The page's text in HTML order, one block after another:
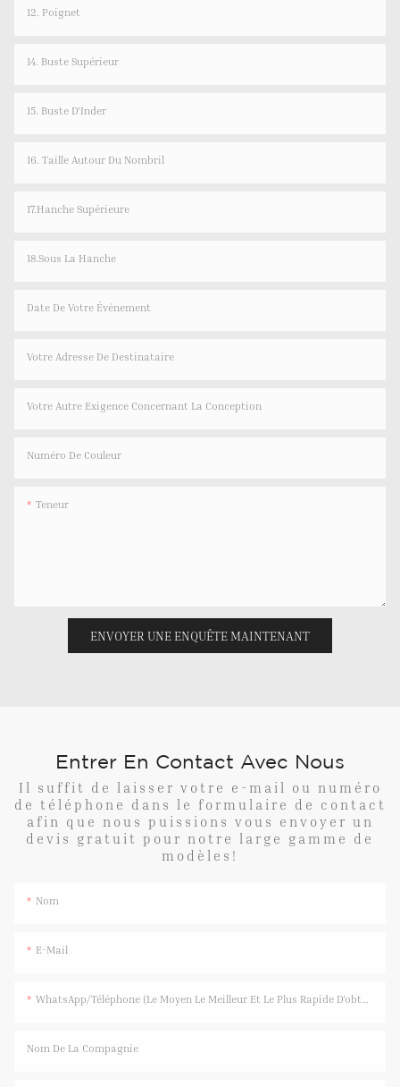
12. Poignet
14. Buste Supérieur
15. Buste D'Inder
16. Taille Autour Du Nombril
17.Hanche Supérieure
18.Sous La Hanche
Date De Votre Événement
Votre Adresse De Destinataire
Votre Autre Exigence Concernant La Conception
Numéro De Couleur
Teneur
ENVOYER UNE ENQUÊTE MAINTENANT
Entrer En Contact Avec Nous
Il suffit de laisser votre e-mail ou numéro
de téléphone dans le formulaire de contact
afin que nous puissions vous envoyer un
devis gratuit pour notre large gamme de
modèles!
Nom
E-Mail
WhatsApp/Téléphone (Le Moyen Le Meilleur Et Le Plus Rapide D'obtenir Une Réponse)
Nom De La Compagnie